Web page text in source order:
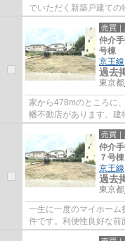
でいただく新築戸建て
件探しは、地域密着型の
売買
仲介
号棟
京王線
過去
東京都
家から478mのところに
幡不動店があります。
す。コチラの物件は、新
売買
仲介
７号棟
京王線
過去
東京都
一生に一度のマイホーム
件です。利便性良好な前
希望に沿った一戸建てを